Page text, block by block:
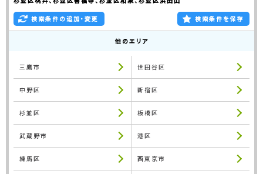
検索条件の追加・変更 検索条件を保存
他のエリア
三鷹市 世田谷区
中野区 新宿区
杉並区 板橋区
武蔵野市 港区
練馬区 西東京市